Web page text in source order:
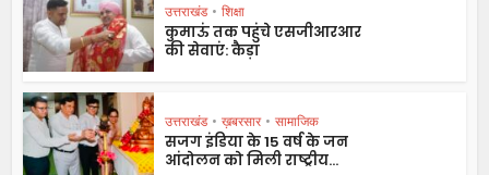
उत्तराखंड • शिक्षा
कुमाऊं तक पहुंचे एसजीआरआर
की सेवाएं: कैड़ा
उत्तराखंड • ख़बरसार • सामाजिक
सजग इंडिया के 15 वर्ष के जन
आंदोलन को मिली राष्ट्रीय...